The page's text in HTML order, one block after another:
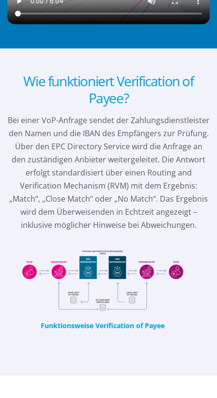
Wie funktioniert Verification of
Payee?
Bei einer VoP-Anfrage sendet der Zahlungsdienstleister
den Namen und die IBAN des Empfängers zur Prüfung.
Über den EPC Directory Service wird die Anfrage an
den zuständigen Anbieter weitergeleitet. Die Antwort
erfolgt standardisiert über einen Routing and
Verification Mechanism (RVM) mit dem Ergebnis:
„Match“, „Close Match“ oder „No Match“. Das Ergebnis
wird dem Überweisenden in Echtzeit angezeigt –
inklusive möglicher Hinweise bei Abweichungen.
Funktionsweise Verification of Payee